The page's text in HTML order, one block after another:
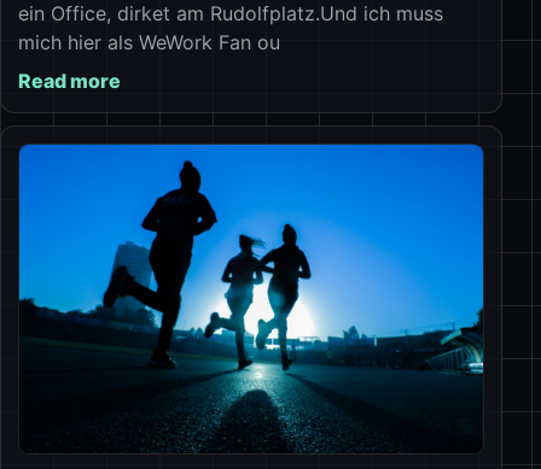
ein Office, dirket am Rudolfplatz.Und ich muss
mich hier als WeWork Fan ou
Read more